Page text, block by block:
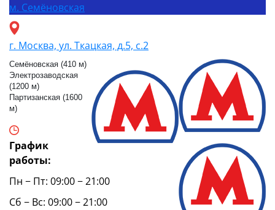
м. Семёновская
г. Москва, ул. Ткацкая, д.5, с.2
Семёновская (410 м)
Электрозаводская
(1200 м)
Партизанская (1600
м)
График
работы:
Пн − Пт: 09:00 − 21:00
Сб − Вс: 09:00 − 21:00